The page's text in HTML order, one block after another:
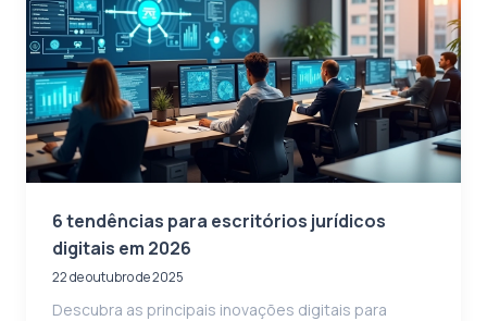
6 tendências para escritórios jurídicos
digitais em 2026
22 de outubro de 2025
Descubra as principais inovações digitais para